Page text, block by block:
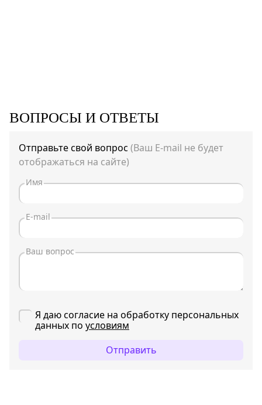
ВОПРОСЫ И ОТВЕТЫ
Отправьте свой вопрос (Ваш E-mail не будет
отображаться на сайте)
Я даю согласие на обработку персональных
данных по условиям
Отправить